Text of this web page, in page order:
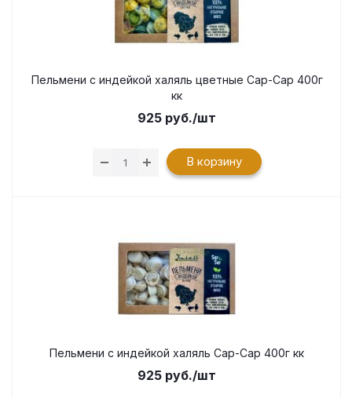
Пельмени с индейкой халяль цветные Сар-Сар 400г
кк
925 руб./шт
В корзину
Пельмени с индейкой халяль Сар-Сар 400г кк
925 руб./шт